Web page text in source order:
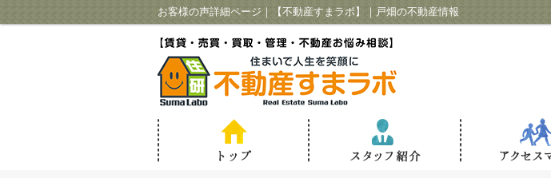
お客様の声詳細ページ｜【不動産すまラボ】｜戸畑の不動産情報